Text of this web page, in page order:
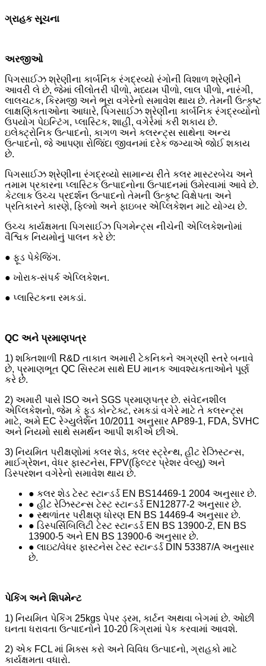
ગ્રાહક સૂચના
અરજીઓ
પિગસાઈઝ શ્રેણીના કાર્બનિક રંગદ્રવ્યો રંગોની વિશાળ શ્રેણીને
આવરી લે છે, જેમાં લીલોતરી પીળો, મધ્યમ પીળો, લાલ પીળો, નારંગી,
લાલચટક, કિરમજી અને ભૂરા વગેરેનો સમાવેશ થાય છે. તેમની ઉત્કૃષ્ટ
લાક્ષણિકતાઓના આધારે, પિગસાઈઝ શ્રેણીના કાર્બનિક રંગદ્રવ્યોનો
ઉપયોગ પેઇન્ટિંગ, પ્લાસ્ટિક, શાહી, વગેરેમાં કરી શકાય છે.
ઇલેક્ટ્રોનિક ઉત્પાદનો, કાગળ અને કલરન્ટ્સ સાથેના અન્ય
ઉત્પાદનો, જે આપણા રોજિંદા જીવનમાં દરેક જગ્યાએ જોઈ શકાય
છે.
પિગસાઈઝ શ્રેણીના રંગદ્રવ્યો સામાન્ય રીતે કલર માસ્ટરબેચ અને
તમામ પ્રકારના પ્લાસ્ટિક ઉત્પાદનોના ઉત્પાદનમાં ઉમેરવામાં આવે છે.
કેટલાક ઉચ્ચ પ્રદર્શન ઉત્પાદનો તેમની ઉત્કૃષ્ટ વિક્ષેપતા અને
પ્રતિકારને કારણે, ફિલ્મો અને ફાઇબર એપ્લિકેશન માટે યોગ્ય છે.
ઉચ્ચ કાર્યક્ષમતા પિગસાઈઝ પિગમેન્ટ્સ નીચેની એપ્લિકેશનોમાં
વૈશ્વિક નિયમોનું પાલન કરે છે:
● ફૂડ પેકેજિંગ.
● ખોરાક-સંપર્ક એપ્લિકેશન.
● પ્લાસ્ટિકના રમકડાં.
QC અને પ્રમાણપત્ર
1) શક્તિશાળી R&D તાકાત અમારી ટેકનિકને અગ્રણી સ્તરે બનાવે
છે, પ્રમાણભૂત QC સિસ્ટમ સાથે EU માનક આવશ્યકતાઓને પૂર્ણ
કરે છે.
2) અમારી પાસે ISO અને SGS પ્રમાણપત્ર છે. સંવેદનશીલ
એપ્લિકેશનો, જેમ કે ફૂડ કોન્ટેક્ટ, રમકડાં વગેરે માટે તે કલરન્ટ્સ
માટે, અમે EC રેગ્યુલેશન 10/2011 અનુસાર AP89-1, FDA, SVHC
અને નિયમો સાથે સમર્થન આપી શકીએ છીએ.
3) નિયમિત પરીક્ષણોમાં કલર શેડ, કલર સ્ટ્રેન્થ, હીટ રેઝિસ્ટન્સ,
માઈગ્રેશન, વેધર ફાસ્ટનેસ, FPV(ફિલ્ટર પ્રેશર વેલ્યુ) અને
ડિસ્પરશન વગેરેનો સમાવેશ થાય છે.
● કલર શેડ ટેસ્ટ સ્ટાન્ડર્ડ EN BS14469-1 2004 અનુસાર છે.
● હીટ રેઝિસ્ટન્સ ટેસ્ટ સ્ટાન્ડર્ડ EN12877-2 અનુસાર છે.
● સ્થળાંતર પરીક્ષણ ધોરણ EN BS 14469-4 અનુસાર છે.
● ડિસ્પર્સિબિલિટી ટેસ્ટ સ્ટાન્ડર્ડ EN BS 13900-2, EN BS
13900-5 અને EN BS 13900-6 અનુસાર છે.
● લાઇટ/વેધર ફાસ્ટનેસ ટેસ્ટ સ્ટાન્ડર્ડ DIN 53387/A અનુસાર
છે.
પેકિંગ અને શિપમેન્ટ
1) નિયમિત પેકિંગ 25kgs પેપર ડ્રમ, કાર્ટન અથવા બેગમાં છે. ઓછી
ઘનતા ધરાવતા ઉત્પાદનોને 10-20 કિગ્રામાં પેક કરવામાં આવશે.
2) એક FCL માં મિક્સ કરો અને વિવિધ ઉત્પાદનો, ગ્રાહકો માટે
કાર્યક્ષમતા વધારો.